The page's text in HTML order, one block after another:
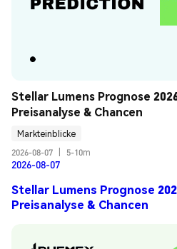
Stellar Lumens Prognose
Preisanalyse & Chancen
Markteinblicke
2026-08-07
5-10m
2026-08-07
Stellar Lumens Prognose
Preisanalyse & Chancen